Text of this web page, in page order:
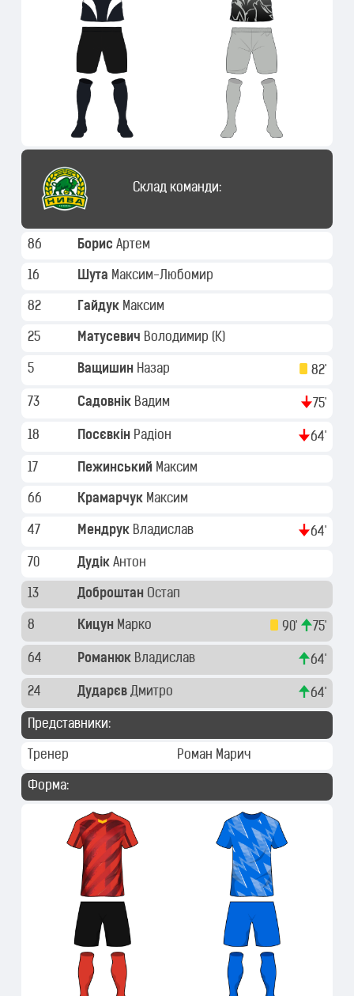
Склад команди:
86 Борис Артем
16 Шута Максим-Любомир
82 Гайдук Максим
25 Матусевич Володимир (K)
5 Ващишин Назар 82'
73 Садовнік Вадим 75'
18 Посєвкін Радіон 64'
17 Пежинський Максим
66 Крамарчук Максим
47 Мендрук Владислав 64'
70 Дудік Антон
13 Доброштан Остап
8 Кицун Марко 90' 75'
64 Романюк Владислав 64'
24 Дударєв Дмитро 64'
Представники:
Тренер Роман Марич
Форма: